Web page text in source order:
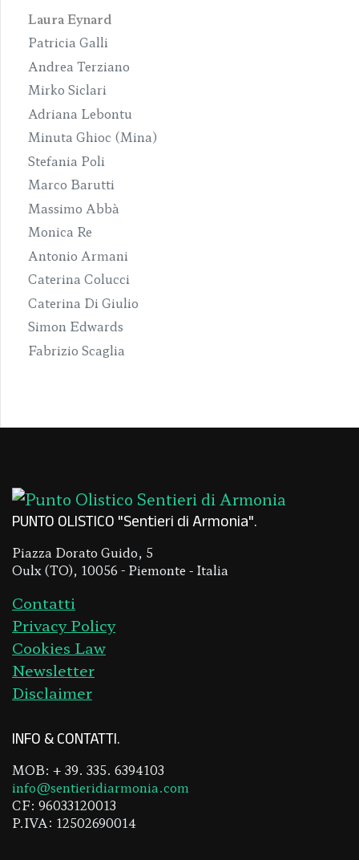
Laura Eynard
Patricia Galli
Andrea Terziano
Mirko Siclari
Adriana Lebontu
Minuta Ghioc (Mina)
Stefania Poli
Marco Barutti
Massimo Abbà
Monica Re
Antonio Armani
Caterina Colucci
Caterina Di Giulio
Simon Edwards
Fabrizio Scaglia
PUNTO OLISTICO "Sentieri di Armonia"
Piazza Dorato Guido, 5
Oulx (TO), 10056 - Piemonte - Italia
Contatti
Privacy Policy
Cookies Law
Newsletter
Disclaimer
INFO & CONTATTI
MOB: + 39. 335. 6394103
info@sentieridiarmonia.com
CF: 96033120013
P.IVA: 12502690014